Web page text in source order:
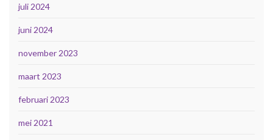
juli 2024
juni 2024
november 2023
maart 2023
februari 2023
mei 2021